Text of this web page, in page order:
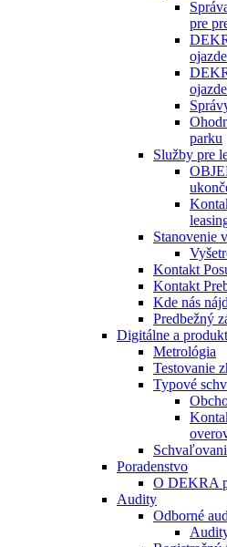
pre
parku
Služby pre
Stanovenie
Kontakt
Kontakt
Kde nás
Predbežný
Digitálne a
Metrológia
Testovanie
Typové
Poradenstvo
O DEKRA
Audity
Odborné